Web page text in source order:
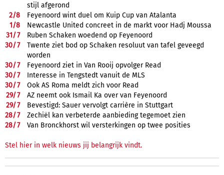
stijl afgerond
2/8
Feyenoord wint duel om Kuip Cup van Atalanta
1/8
Newcastle United concreet in de markt voor Hadj Moussa
31/7
Ruben Schaken woedend op Feyenoord
30/7
Twente ziet bod op Schaken resoluut van tafel geveegd
worden
30/7
Feyenoord ziet in Van Rooij opvolger Read
30/7
Interesse in Tengstedt vanuit de MLS
30/7
Ook AS Roma meldt zich voor Read
29/7
AZ neemt ook Ismail Ka over van Feyenoord
29/7
Bevestigd: Sauer vervolgt carrière in Stuttgart
28/7
Zechiël kan verbeterde aanbieding tegemoet zien
28/7 Van Bronckhorst wil versterkingen op twee posities
Stel hier in welk nieuws jij belangrijk vindt.